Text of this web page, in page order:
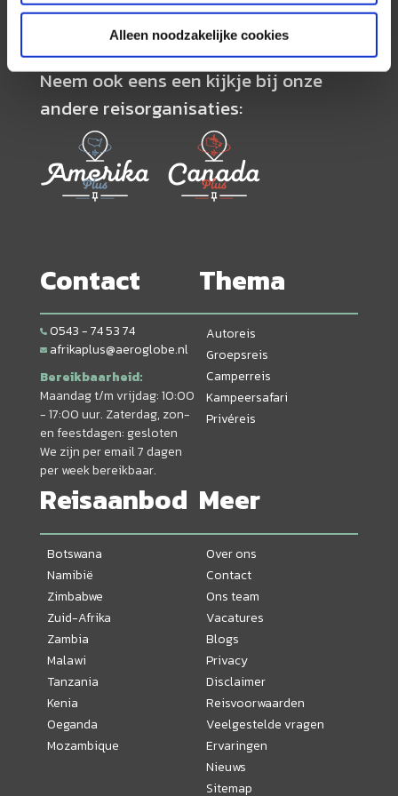
Alleen noodzakelijke cookies
Neem ook eens een kijkje bij onze
andere reisorganisaties:
Contact
0543 - 74 53 74
afrikaplus@aeroglobe.nl
Bereikbaarheid:
Maandag t/m vrijdag: 10:00
- 17:00 uur. Zaterdag, zon-
en feestdagen: gesloten
We zijn per email 7 dagen
per week bereikbaar.
Thema
Autoreis
Groepsreis
Camperreis
Kampeersafari
Privéreis
Reisaanbod
Botswana
Namibië
Zimbabwe
Zuid-Afrika
Zambia
Malawi
Tanzania
Kenia
Oeganda
Mozambique
Meer
Over ons
Contact
Ons team
Vacatures
Blogs
Privacy
Disclaimer
Reisvoorwaarden
Veelgestelde vragen
Ervaringen
Nieuws
Sitemap